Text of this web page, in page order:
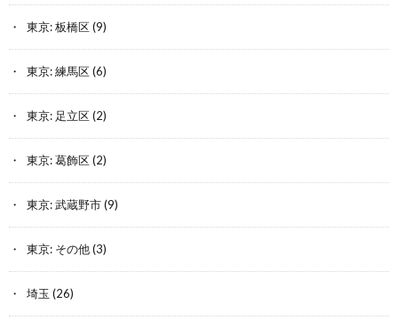
東京: 板橋区(9)
東京: 練馬区(6)
東京: 足立区(2)
東京: 葛飾区(2)
東京: 武蔵野市(9)
東京: その他(3)
埼玉 (26)